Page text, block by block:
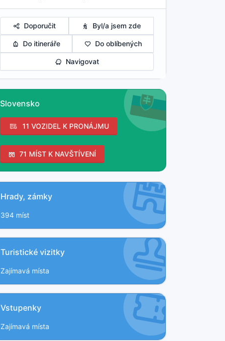
Doporučit Byl/a jsem zde
Do itineráře Do oblíbených
Navigovat
Slovensko
11 VOZIDEL K PRONÁJMU
71 MÍST K NAVŠTÍVENÍ
Hrady, zámky
394 míst
Turistické vizitky
Zajímavá místa
Vstupenky
Zajímavá místa